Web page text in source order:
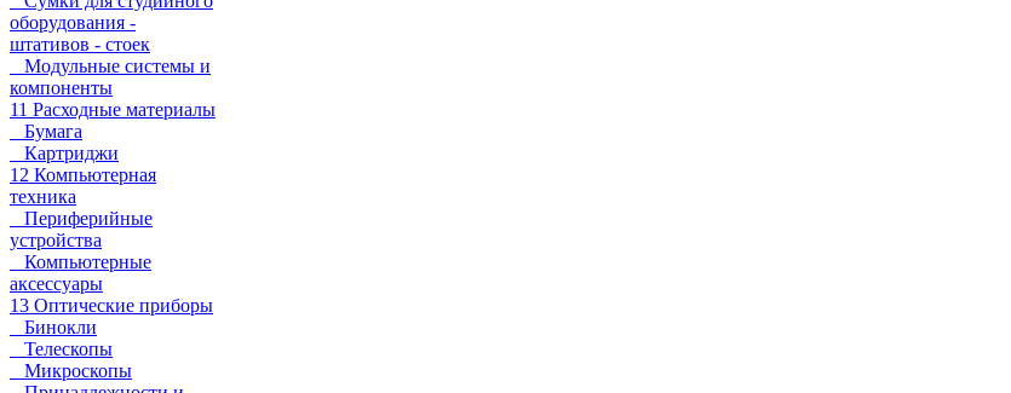
оборудования -
штативов - стоек
Модульные системы и
компоненты
11 Расходные материалы
Бумага
Картриджи
12 Компьютерная
техника
Периферийные
устройства
Компьютерные
аксессуары
13 Оптические приборы
Бинокли
Телескопы
Микроскопы